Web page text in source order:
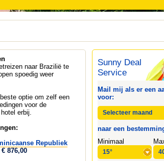
naar Brazilië te
spoedig weer
optie om zelf een
voor de
erbij.
Republiek
€ 876,00
Sunny Deal
Service
Mail mij als er een
voor:
naar een
Minimaal